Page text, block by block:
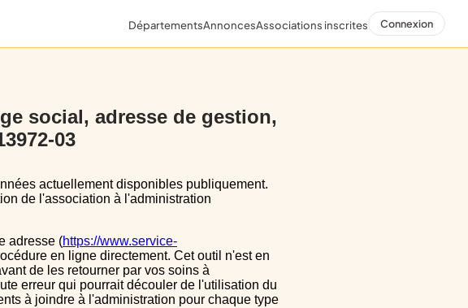
DépartementsAnnoncesAssociations inscrites Connexion
social, adresse de gestion,
03
de l'association à l'administration
adresse (https://www.service-
en ligne directement. Cet outil n'est en
de les retourner par vos soins à
erreur qui pourrait découler de l'utilisation du
à joindre à l'administration pour chaque type